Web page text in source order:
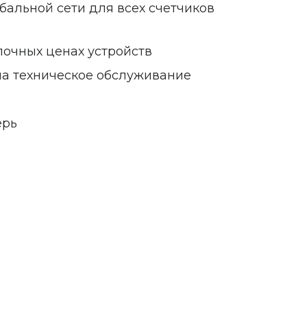
сети для всех счетчиков
ценах устройств
техническое обслуживание